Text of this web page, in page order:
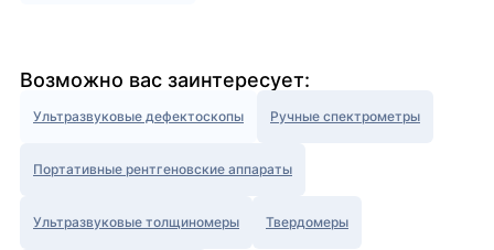
Возможно вас заинтересует:
Ультразвуковые дефектоскопы Ручные спектрометры
Портативные рентгеновские аппараты
Ультразвуковые толщиномеры Твердомеры